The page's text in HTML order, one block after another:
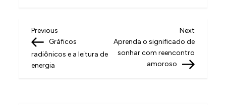
N
a
v
Previous
Post
Previous
Gráficos
radiônicos e a leitura de
energia
Next
Post
Next
Aprenda o significado de
sonhar com reencontro
amoroso